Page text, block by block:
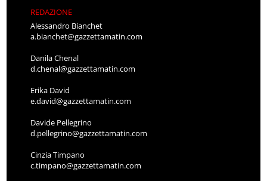
REDAZIONE
Alessandro Bianchet
a.bianchet@gazzettamatin.com
Danila Chenal
d.chenal@gazzettamatin.com
Erika David
e.david@gazzettamatin.com
Davide Pellegrino
d.pellegrino@gazzettamatin.com
Cinzia Timpano
c.timpano@gazzettamatin.com